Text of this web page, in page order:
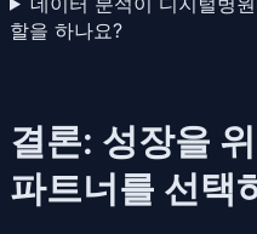
할을 하나요?
결론: 성장을
파트너를 선택